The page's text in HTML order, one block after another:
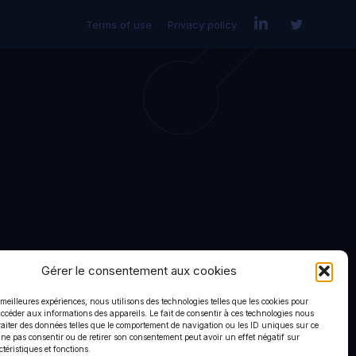
Gérer le consentement aux cookies
expériences, nous utilisons des technologies telles que les cookies pour
aux informations des appareils. Le fait de consentir à ces technologies nous
des données telles que le comportement de navigation ou les ID uniques sur ce
pas consentir ou de retirer son consentement peut avoir un effet négatif sur
et fonctions.
Terms of use Privacy policy